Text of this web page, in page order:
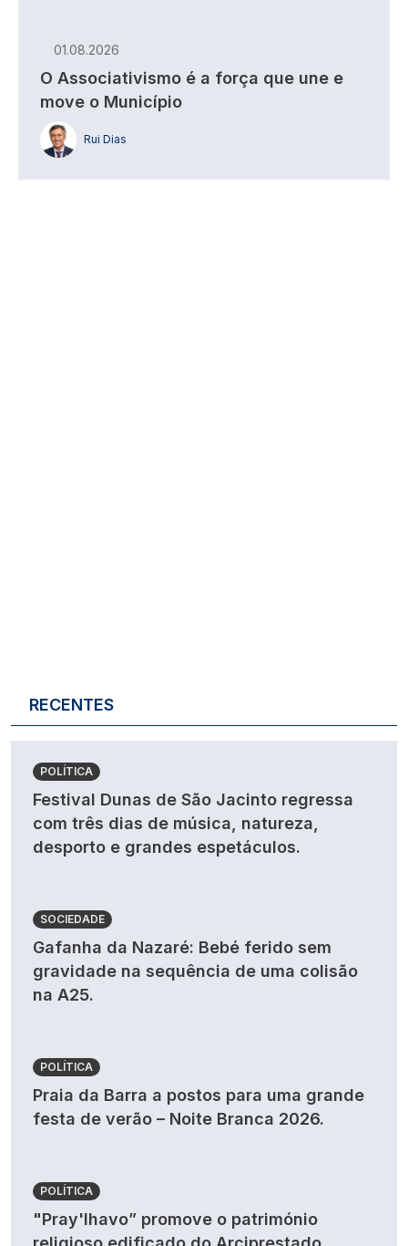
01.08.2026
O Associativismo é a força que une e
move o Município
Rui Dias
RECENTES
POLÍTICA
Festival Dunas de São Jacinto regressa
com três dias de música, natureza,
desporto e grandes espetáculos.
SOCIEDADE
Gafanha da Nazaré: Bebé ferido sem
gravidade na sequência de uma colisão
na A25.
POLÍTICA
Praia da Barra a postos para uma grande
festa de verão – Noite Branca 2026.
POLÍTICA
"Pray'lhavo” promove o património